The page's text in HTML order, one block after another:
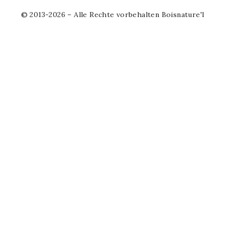
© 2013-2026 – Alle Rechte vorbehalten Boisnature'l